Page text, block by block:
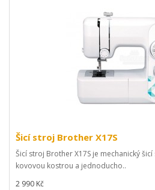
Šicí stroj Brother X17S
Šicí stroj Brother X17S je mechanický
kovovou kostrou a jednoducho..
2 990 Kč